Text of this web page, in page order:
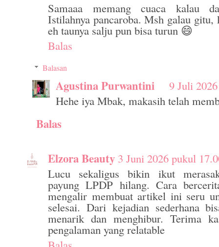
Samaaa memang cuaca kalau
Istilahnya pancaroba. Msh galau gitu,
eh taunya salju pun bisa turun 😄
Balas
Balasan
Agustina Purwantini
9 Juli
Hehe iya Mbak, makasih telah
Balas
Elzora Beauty 3 Juni 2026 pukul
Lucu sekaligus bikin ikut
payung LPDP hilang. Cara
mengalir membuat artikel ini seru
selesai. Dari kejadian sederhana
menarik dan menghibur. Terima
pengalaman yang relatable